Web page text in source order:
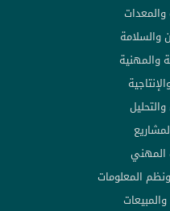
والسلامة
والمهنية
المهني
المعلومات